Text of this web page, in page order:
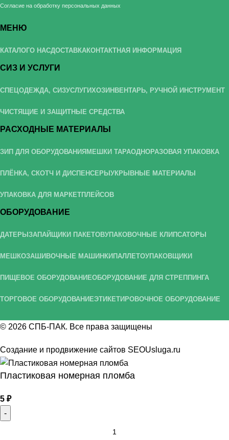
Согласие на обработку персональных данных
МЕНЮ
КАТАЛОГО НАСДОСТАВКАКОНТАКТНАЯ ИНФОРМАЦИЯ
СИЗ И УСЛУГИ
СПЕЦОДЕЖДА, СИЗУСЛУГИХОЗИНВЕНТАРЬ, РУЧНОЙ ИНСТРУМЕНТ
ЧИСТЯЩИЕ И ЗАЩИТНЫЕ СРЕДСТВА
РАСХОДНЫЕ МАТЕРИАЛЫ
ЗИП ДЛЯ ОБОРУДОВАНИЯМЕШКИ ТАРАОДНОРАЗОВАЯ УПАКОВКА
ПЛЁНКА, СКОТЧ И ДИСПЕНСЕРЫУКРЫВНЫЕ МАТЕРИАЛЫ
УПАКОВКА ДЛЯ МАРКЕТПЛЕЙСОВ
ОБОРУДОВАНИЕ
ДАТЕРЫЗАПАЙЩИКИ ПАКЕТОВУПАКОВОЧНЫЕ КЛИПСАТОРЫ
МЕШКОЗАШИВОЧНЫЕ МАШИНКИПАЛЛЕТОУПАКОВЩИКИ
ПИЩЕВОЕ ОБОРУДОВАНИЕОБОРУДОВАНИЕ ДЛЯ СТРЕППИНГА
ТОРГОВОЕ ОБОРУДОВАНИЕЭТИКЕТИРОВОЧНОЕ ОБОРУДОВАНИЕ
© 2026 СПБ-ПАК. Все права защищены
Создание и продвижение сайтов SEOUsluga.ru
Пластиковая номерная пломба
5 ₽